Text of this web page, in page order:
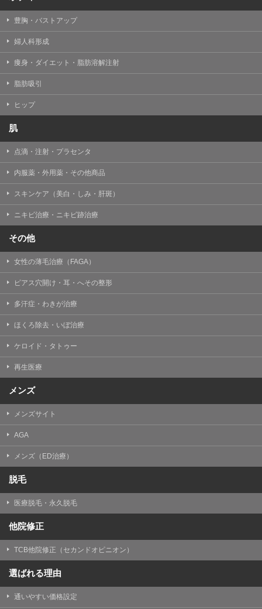
ジが正しく表示されなくなる場合がありますのでご留意
ください。
TCBグループが運営するWEBサイトでは、アクセスログ
として患者様の履歴情報をサーバ上に記録しています。
アクセスログはWEBサイトの保守管理や利用状況に関す
る統計分析のために使用されます。それ以外の目的で使
用されることはありません。
事業上の必要性等に応じて、改定される場合がありま
す。
掲載したときをもって効力を生じるものとします。
豊胸・バストアップ
婦人科形成
痩身・ダイエット・脂肪溶解注射
脂肪吸引
ヒップ
肌
点滴・注射・プラセンタ
内服薬・外用薬・その他商品
スキンケア（美白・しみ・肝斑）
ニキビ治療・ニキビ跡治療
その他
女性の薄毛治療（FAGA）
ピアス穴開け・耳・へその整形
多汗症・わきが治療
ほくろ除去・いぼ治療
ケロイド・タトゥー
再生医療
メンズ
メンズサイト
AGA
メンズ（ED治療）
脱毛
医療脱毛・永久脱毛
他院修正
TCB他院修正（セカンドオピニオン）
選ばれる理由
通いやすい価格設定